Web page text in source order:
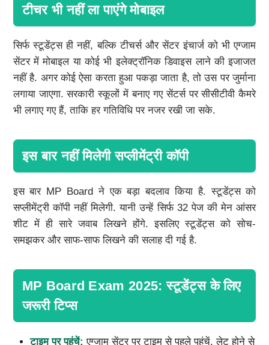
टीचर भी नहीं ला पाएंगे मोबाइल
सिर्फ स्टूडेंट्स ही नहीं, बल्कि टीचर्स और सेंटर इंचार्ज को भी एग्जाम
सेंटर में मोबाइल या कोई भी इलेक्ट्रॉनिक डिवाइस लाने की इजाजत
नहीं है. अगर कोई ऐसा करता हुआ पकड़ा जाता है, तो उस पर जुर्माना
लगाया जाएगा. सरकारी स्कूलों में बनाए गए सेंटर्स पर सीसीटीवी कैमरे
भी लगाए गए हैं, ताकि हर गतिविधि पर नजर रखी जा सके.
इस बार नहीं मिलेगी सप्लीमेंट्री कॉपी
इस बार MP Board ने एक बड़ा बदलाव किया है. स्टूडेंट्स को
सप्लीमेंट्री कॉपी नहीं मिलेगी. यानी उन्हें सिर्फ 32 पेज की मेन आंसर
शीट में ही सारे जवाब लिखने होंगे. इसलिए स्टूडेंट्स को सोच-
समझकर और साफ-साफ लिखने की सलाह दी गई है.
MP Board Exam 2025: स्टूडेंट्स के लिए
जरूरी टिप्स
टाइम पर पहुंचें: एग्जाम सेंटर पर टाइम से पहले पहुंचें. लेट होने से